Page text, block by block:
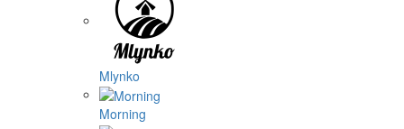
Mlynko
Morning